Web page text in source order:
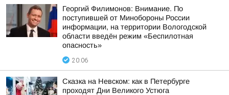
Георгий Филимонов: Внимание. По
поступившей от Минобороны России
информации, на территории Вологодской
области введён режим «Беспилотная
опасность»
20:06
Сказка на Невском: как в Петербурге
проходят Дни Великого Устюга